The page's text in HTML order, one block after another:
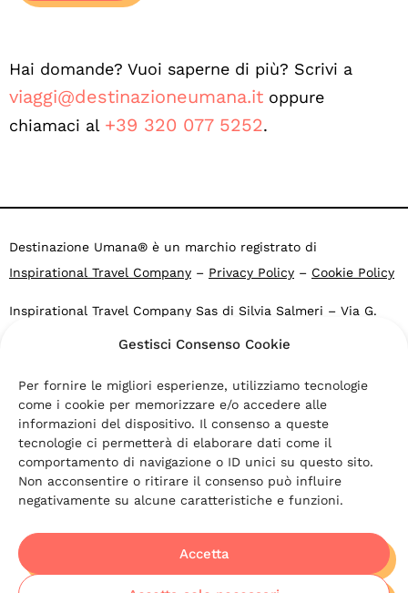
Gestisci Consenso Cookie
Per fornire le migliori esperienze, utilizziamo tecnologie
come i cookie per memorizzare e/o accedere alle
informazioni del dispositivo. Il consenso a queste
tecnologie ci permetterà di elaborare dati come il
comportamento di navigazione o ID unici su questo sito.
Non acconsentire o ritirare il consenso può influire
negativamente su alcune caratteristiche e funzioni.
Accetta
Hai domande? Vuoi saperne di più? Scrivi a
viaggi@destinazioneumana.it oppure
chiamaci al +39 320 077 5252.
Destinazione Umana® è un marchio registrato di
Inspirational Travel Company – Privacy Policy – Cookie Policy
Inspirational Travel Company Sas di Silvia Salmeri – Via G.
Agenzia di viaggi online Altronauti: PG 37535 del 2007.2015
Comune di Valsamoggia -Fondo di GaranziaViaggi Nobis
“Destinazione Umana” e “Turismo Ispirazionale” sono marchi
registrati di Inspirational Travel Company s.a.s.
“Destinazione Umana”, “Turismo Ispirazionale” e “Inspirational
Company s.a.s.
, che contraddistinguono i progetti di vacanza
creati secondo la nostra filosofia e realizzati per far trovare
alle persone nuove rotte interiori, oltre che destinazioni